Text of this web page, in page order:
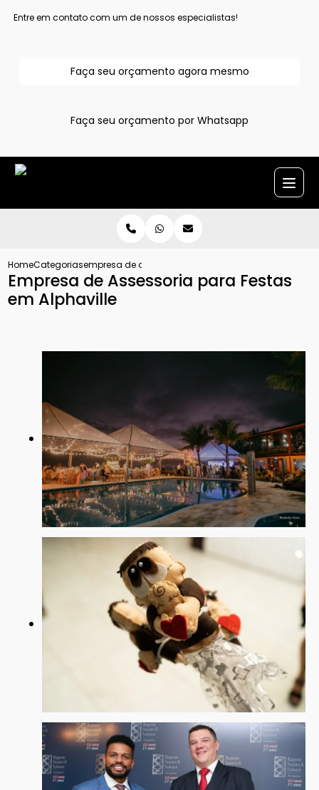
Entre em contato com um de nossos especialistas!
Faça seu orçamento agora mesmo
Faça seu orçamento por Whatsapp
HomeCategoriasempresa de assessoria para festas em alphaville
Empresa de Assessoria para Festas
em Alphaville